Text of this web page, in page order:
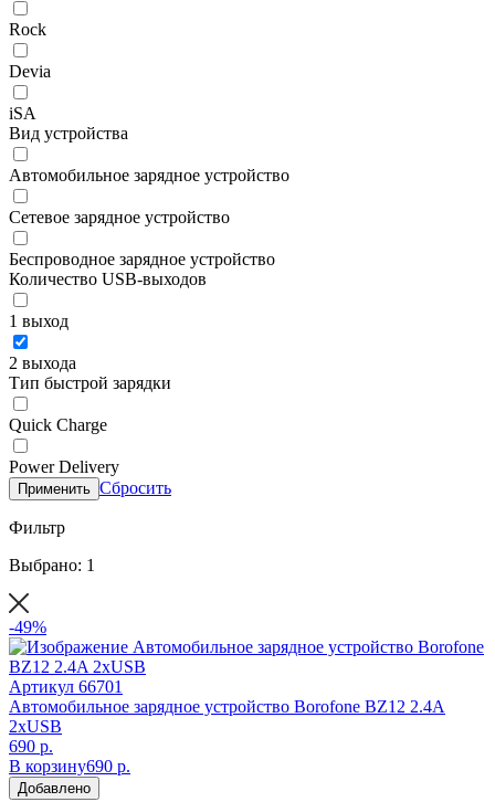
Rock
Devia
iSA
Вид устройства
Автомобильное зарядное устройство
Сетевое зарядное устройство
Беспроводное зарядное устройство
Количество USB-выходов
1 выход
2 выхода
Тип быстрой зарядки
Quick Charge
Power Delivery
Применить Сбросить
Фильтр
Выбрано: 1
-49%
Артикул 66701
Автомобильное зарядное устройство Borofone BZ12 2.4A
2xUSB
690 р.
В корзину690 р.
Добавлено